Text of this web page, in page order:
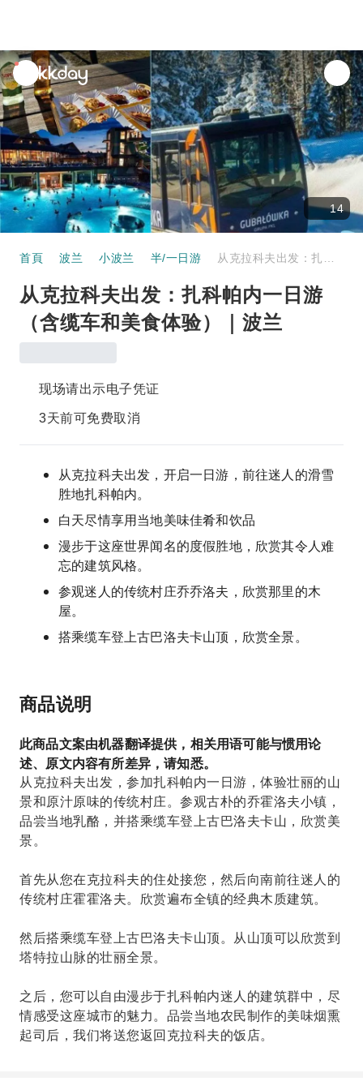
unread
notifications
14
首頁 波兰 小波兰 半/一日游
从克拉科夫出发：扎科帕内一日游
（含缆车和美食体验）｜波兰
现场请出示电子凭证
3天前可免费取消
从克拉科夫出发，开启一日游，前往迷人的滑雪
胜地扎科帕内。
白天尽情享用当地美味佳肴和饮品
漫步于这座世界闻名的度假胜地，欣赏其令人难
忘的建筑风格。
参观迷人的传统村庄乔乔洛夫，欣赏那里的木
屋。
搭乘缆车登上古巴洛夫卡山顶，欣赏全景。
商品说明
此商品文案由机器翻译提供，相关用语可能与惯用论
述、原文内容有所差异，请知悉。
从克拉科夫出发，参加扎科帕内一日游，体验壮丽的山
景和原汁原味的传统村庄。参观古朴的乔霍洛夫小镇，
品尝当地乳酪，并搭乘缆车登上古巴洛夫卡山，欣赏美
景。
首先从您在克拉科夫的住处接您，然后向南前往迷人的
传统村庄霍霍洛夫。欣赏遍布全镇的经典木质建筑。
然后搭乘缆车登上古巴洛夫卡山顶。从山顶可以欣赏到
塔特拉山脉的壮丽全景。
之后，您可以自由漫步于扎科帕内迷人的建筑群中，尽
情感受这座城市的魅力。品尝当地农民制作的美味烟熏
起司后，我们将送您返回克拉科夫的饭店。